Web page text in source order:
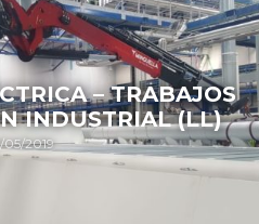
– TRABAJOS
INDUSTRIAL (LL)
05/2019